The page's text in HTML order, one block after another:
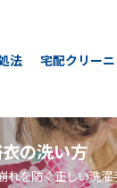
法 宅配クリー
の洗い方
れを防ぐ正しい洗濯